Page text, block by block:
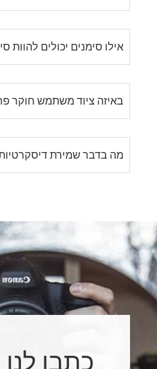
אילו סימנים יכולים להוות
באיזה ציוד משתמש חוקר
מה בדבר שמירת
כתבו לנו